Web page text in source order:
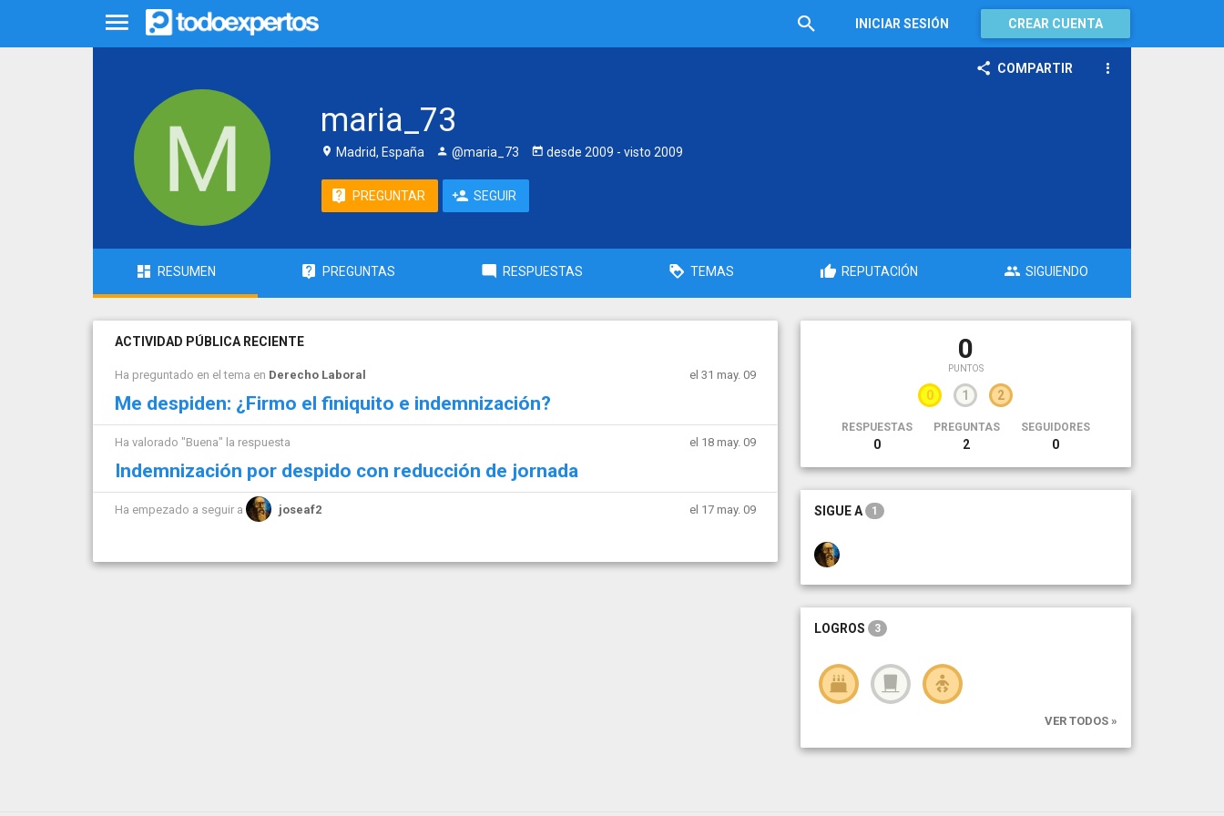
INICIAR SESIÓN CREAR CUENTA
COMPARTIR
maria_73
Madrid, España @maria_73 desde 2009 - visto 2009
PREGUNTAR SEGUIR
RESUMEN PREGUNTAS RESPUESTAS TEMAS REPUTACIÓN SIGUIENDO
ACTIVIDAD PÚBLICA RECIENTE
Ha preguntado en el tema en Derecho Laboral el 31 may. 09
Me despiden: ¿Firmo el finiquito e indemnización?
Ha valorado "Buena" la respuesta el 18 may. 09
Indemnización por despido con reducción de jornada
Ha empezado a seguir a joseaf2 el 17 may. 09
0
PUNTOS
0 1 2
RESPUESTAS
0
PREGUNTAS
2
SEGUIDORES
0
SIGUE A 1
LOGROS 3
VER TODOS »